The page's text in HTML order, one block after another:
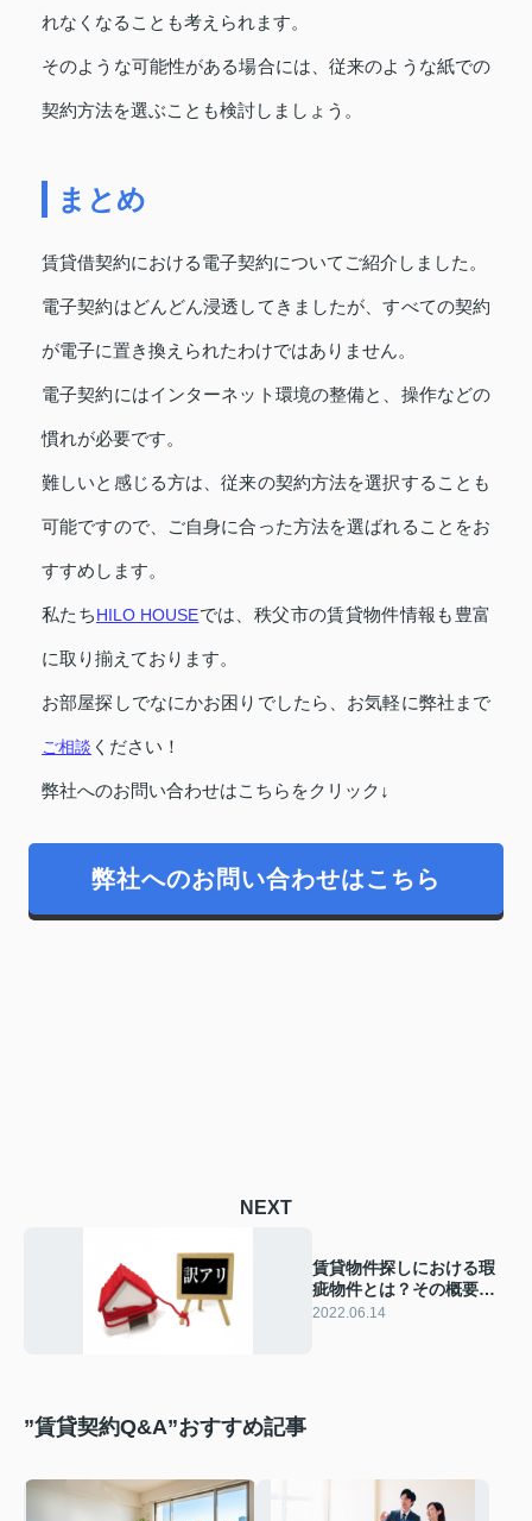
れなくなることも考えられます。
そのような可能性がある場合には、従来のような紙での
契約方法を選ぶことも検討しましょう。
まとめ
賃貸借契約における電子契約についてご紹介しました。
電子契約はどんどん浸透してきましたが、すべての契約
が電子に置き換えられたわけではありません。
電子契約にはインターネット環境の整備と、操作などの
慣れが必要です。
難しいと感じる方は、従来の契約方法を選択することも
可能ですので、ご自身に合った方法を選ばれることをお
すすめします。
私たちHILO HOUSEでは、秩父市の賃貸物件情報も豊富
に取り揃えております。
お部屋探しでなにかお困りでしたら、お気軽に弊社まで
ご相談 ください！
弊社へのお問い合わせはこちらをクリック↓
弊社へのお問い合わせはこちら
NEXT
賃貸物件探しにおける瑕
疵物件とは？その概要や
種類について解説！
2022.06.14
”賃貸契約Q&A”おすすめ記事